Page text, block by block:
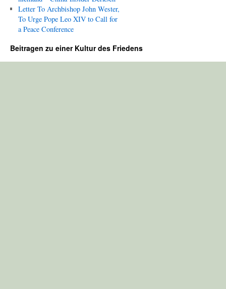
Letter To Archbishop John Wester,
To Urge Pope Leo XIV to Call for
a Peace Conference
Beitragen zu einer Kultur des Friedens